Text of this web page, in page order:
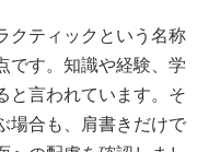
クティックという名称
です。知識や経験、学
と言われています。そ
場合も、肩書きだけで